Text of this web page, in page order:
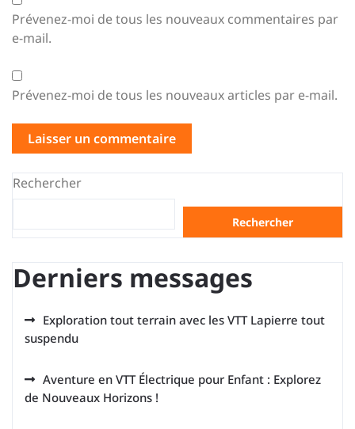
Prévenez-moi de tous les nouveaux commentaires par
e-mail.
Prévenez-moi de tous les nouveaux articles par e-mail.
Rechercher
Rechercher
Derniers messages
Exploration tout terrain avec les VTT Lapierre tout
suspendu
Aventure en VTT Électrique pour Enfant : Explorez
de Nouveaux Horizons !